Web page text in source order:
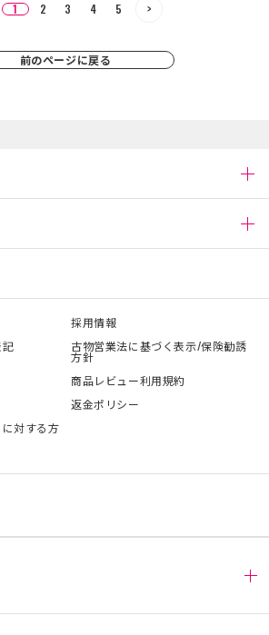
1 2 3 4 5
前のページに戻る
採用情報
古物営業法に基づく表示/保険勧誘
方針
商品レビュー利用規約
返金ポリシー
対する方